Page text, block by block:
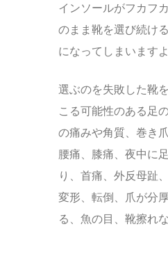
インソールがフカフ
のまま靴を選び続け
になってしまいますよ
選ぶのを失敗した靴
こる可能性のある足
の痛みや角質、巻き
腰痛、膝痛、夜中に
り、首痛、外反母趾
変形、転倒、爪が分
る、魚の目、靴擦れ